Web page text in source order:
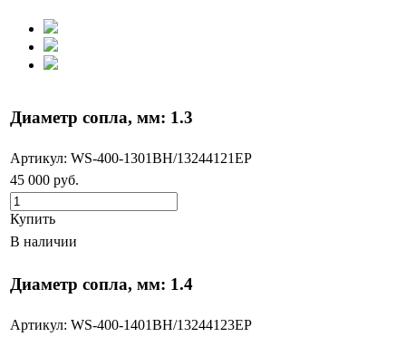
Диаметр сопла, мм: 1.3
Артикул: WS-400-1301BH/13244121EP
45 000 руб.
Купить
В наличии
Диаметр сопла, мм: 1.4
Артикул: WS-400-1401BH/13244123EP